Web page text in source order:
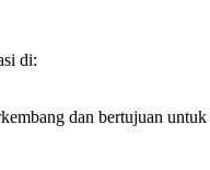
di:
dan bertujuan